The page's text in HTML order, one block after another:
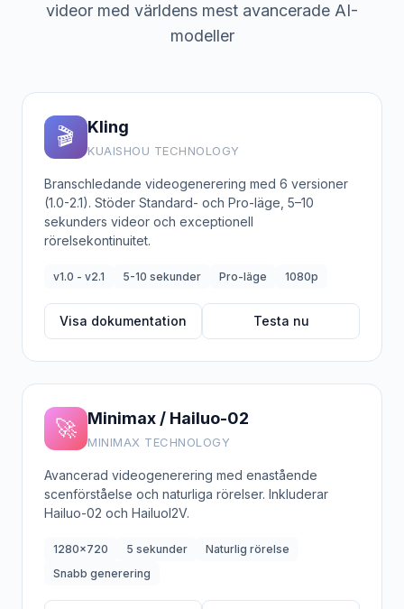
videor med världens mest avancerade AI-
modeller
🎬 Kling
KUAISHOU TECHNOLOGY
Branschledande videogenerering med 6 versioner
(1.0-2.1). Stöder Standard- och Pro-läge, 5–10
sekunders videor och exceptionell
rörelsekontinuitet.
v1.0 - v2.1 5-10 sekunder Pro-läge 1080p
Visa dokumentation Testa nu
🚀 Minimax / Hailuo-02
MINIMAX TECHNOLOGY
Avancerad videogenerering med enastående
scenförståelse och naturliga rörelser. Inkluderar
Hailuo-02 och HailuoI2V.
1280x720 5 sekunder
Naturlig rörelse
Snabb generering